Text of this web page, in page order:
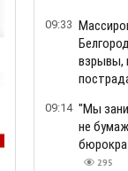
09:33
взрывы,
09:14 "Мы
не
295